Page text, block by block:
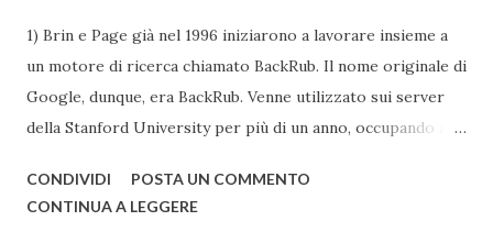
1) Brin e Page già nel 1996 iniziarono a lavorare insieme a
un motore di ricerca chiamato BackRub. Il nome originale di
Google, dunque, era BackRub. Venne utilizzato sui server
della Stanford University per più di un anno, occupando alla
all'università. Una pagina del fratello maggiore di Google è
CONDIVIDI
POSTA UN COMMENTO
CONTINUA A LEGGERE